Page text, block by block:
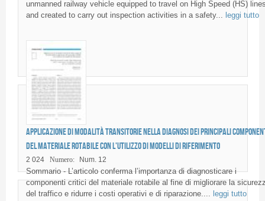
unmanned railway vehicle equipped to travel on High Speed (HS)
and created to carry out inspection activities in a safety... leggi tutto
Applicazione di modalità transitorie nella diagnosi dei principali
del materiale rotabile con l'utilizzo di modelli di riferimento
2 024 Numero: Num. 12
Sommario - L’articolo conferma l’importanza di diagnosticare i
componenti critici del materiale rotabile al fine di migliorare la
del traffico e ridurre i costi operativi e di riparazione.... leggi tutto